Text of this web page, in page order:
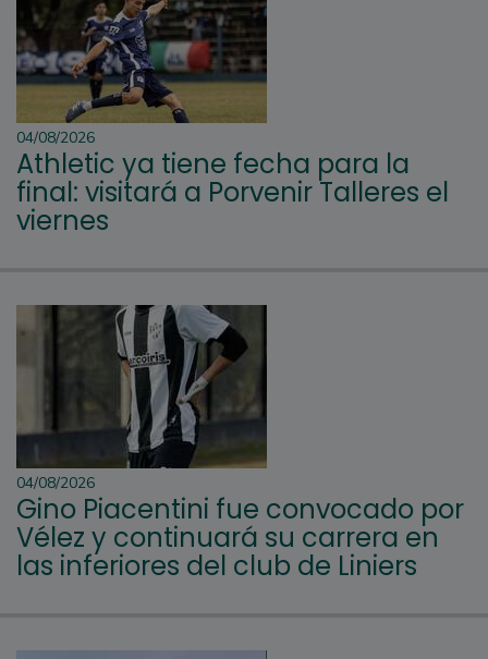
04/08/2026
Athletic ya tiene fecha para la
final: visitará a Porvenir Talleres el
viernes
04/08/2026
Gino Piacentini fue convocado por
Vélez y continuará su carrera en
las inferiores del club de Liniers